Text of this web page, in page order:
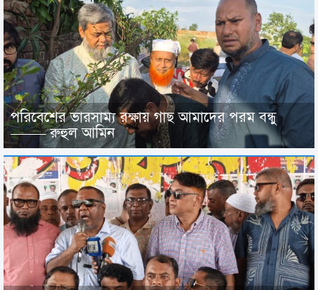
পরিবেশের ভারসাম্য রক্ষায় গাছ আমাদের পরম বন্ধু
——– রুহুল আমিন